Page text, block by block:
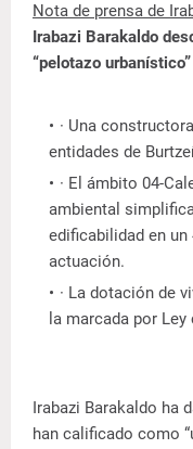
Nota de prensa de
Irabazi Barakaldo
“pelotazo
· Una
entidades de
· El ámbito 04-
ambiental
edificabilidad en un
actuación.
· La dotación de
la marcada por
Irabazi Barakaldo ha
han calificado como